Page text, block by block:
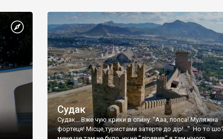
Судак
Судак... Вже чую крики в спину: "Ааа, попса! Муляжна
фортеця! Місце,туристами затерте до дір!..." Но то